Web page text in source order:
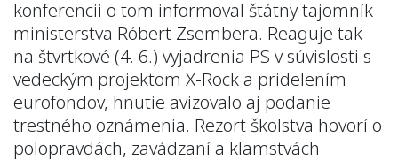
konferencii o tom informoval štátny tajomník
ministerstva Róbert Zsembera. Reaguje tak
na štvrtkové (4. 6.) vyjadrenia PS v súvislosti s
vedeckým projektom X-Rock a pridelením
eurofondov, hnutie avizovalo aj podanie
trestného oznámenia. Rezort školstva hovorí o
polopravdách, zavádzaní a klamstvách